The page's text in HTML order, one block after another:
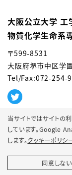
当サイトではサイト
しています。Google
します。クッキーポリシ
同意しない
大阪公立大学
物質化学⽣命系
〒599-8531
大阪府堺市中区学
Tel/Fax:072-254-